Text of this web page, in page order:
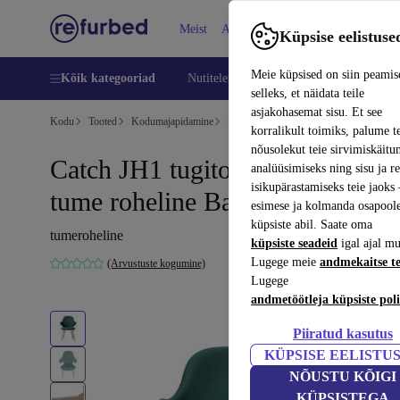
Küpsise
Meie küpsised on siin
selleks, et näidata teile
asjakohasemat sisu. Et see
korralikult toimiks, palume
nõusolekut teie
analüüsimiseks ning sisu ja
isikupärastamiseks teie
esimese ja kolmanda
küpsiste abil. Saate oma
küpsiste seadeid igal ajal
Lugege meie andmekaitse
Lugege
andmetöötleja küpsiste
Piiratud kasutus
KÜPSISE
NÕUSTU KÕIGI
Meist Abi
Kõik kategooriad Nutitelefoni Sülearvutid
Kodu Tooted Kodumajapidamine Mööbel
Catch JH1 tugitool tamme puit
tume roheline Balder982
tumeroheline
(Arvustuste kogumine)